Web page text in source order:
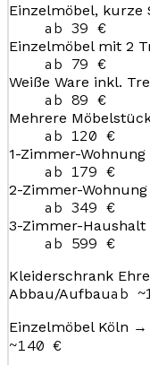
Einzelmöbel, kurze
ab 39 €
Einzelmöbel mit 2
ab 79 €
Weiße Ware inkl.
ab 89 €
Mehrere
ab 120 €
1-Zimmer-
ab 179 €
2-Zimmer-
ab 349 €
3-Zimmer-Haushalt
ab 599 €
Kleiderschrank
Abbau/Aufbauab
Einzelmöbel Köln
~140 €